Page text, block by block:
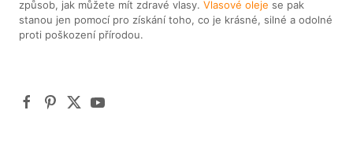
způsob, jak můžete mít zdravé vlasy.Vlasové oleje se pak
stanou jen pomocí pro získání toho, co je krásné, silné a odolné
proti poškození přírodou.